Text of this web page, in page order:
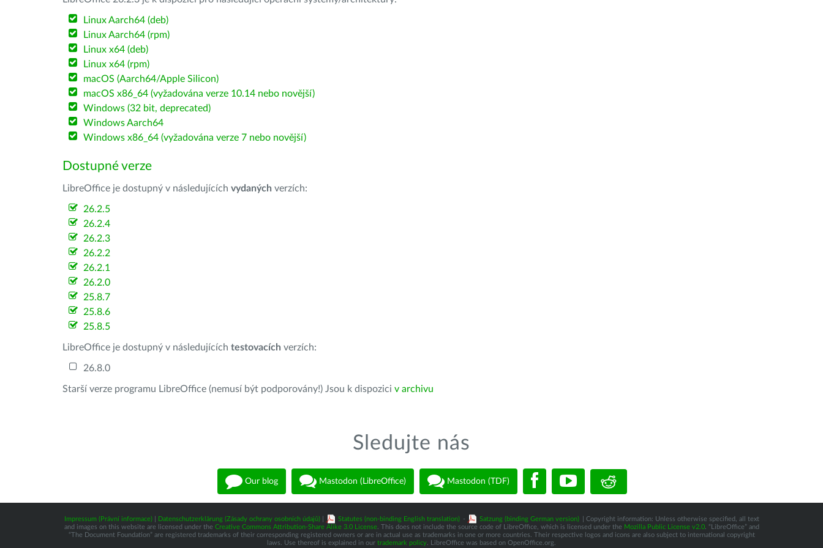
Linux Aarch64 (deb)
Linux Aarch64 (rpm)
Linux x64 (deb)
Linux x64 (rpm)
macOS (Aarch64/Apple Silicon)
macOS x86_64 (vyžadována verze 10.14 nebo novější)
Windows (32 bit, deprecated)
Windows Aarch64
Windows x86_64 (vyžadována verze 7 nebo novější)
Dostupné verze
LibreOffice je dostupný v následujících vydaných verzích:
26.2.5
26.2.4
26.2.3
26.2.2
26.2.1
26.2.0
25.8.7
25.8.6
25.8.5
LibreOffice je dostupný v následujících testovacích verzích:
26.8.0
Starší verze programu LibreOffice (nemusí být podporovány!) Jsou k dispozici v archivu
Sledujte nás
Our blog Mastodon (LibreOffice) Mastodon (TDF)
Impressum (Právní informace)| Datenschutzerklärung (Zásady ochrany osobních údajů)| Statutes (non-binding English translation) - Satzung (binding German version)
| Copyright information: Unless otherwise specified, all text
and images on this website are licensed under the Creative Commons Attribution-Share Alike 3.0 License. This does not include the source code of LibreOffice, which is licensed under the Mozilla Public License v2.0. “LibreOffice” and
“The Document Foundation” are registered trademarks of their corresponding registered owners or are in actual use as trademarks in one or more countries. Their respective logos and icons are also subject to international copyright
laws. Use thereof is explained in our trademark policy . LibreOffice was based on OpenOffice.org.